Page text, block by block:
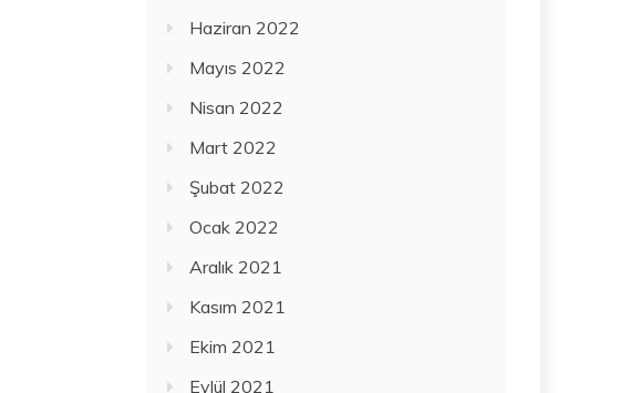
Haziran 2022
Mayıs 2022
Nisan 2022
Mart 2022
Şubat 2022
Ocak 2022
Aralık 2021
Kasım 2021
Ekim 2021
Eylül 2021